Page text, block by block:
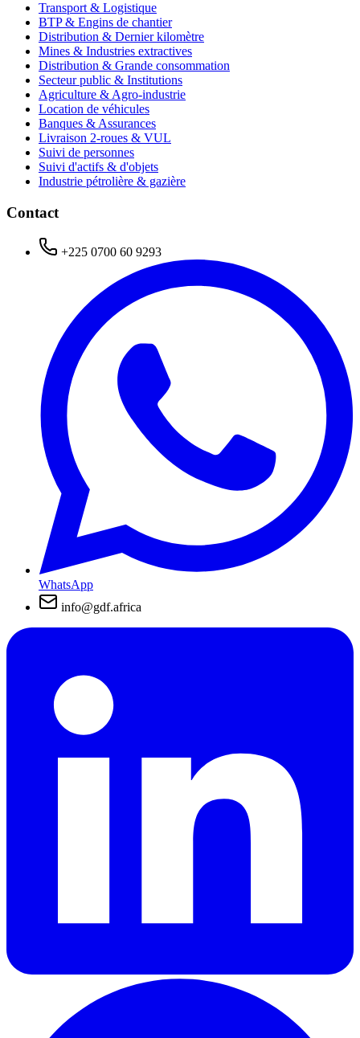
Transport & Logistique
BTP & Engins de chantier
Distribution & Dernier kilomètre
Mines & Industries extractives
Distribution & Grande consommation
Secteur public & Institutions
Agriculture & Agro-industrie
Location de véhicules
Banques & Assurances
Livraison 2-roues & VUL
Suivi de personnes
Suivi d'actifs & d'objets
Industrie pétrolière & gazière
Contact
+225 0700 60 9293
WhatsApp
info@gdf.africa